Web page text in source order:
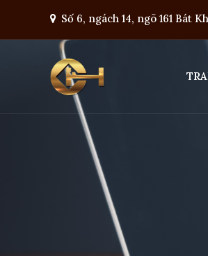
Số 6, ngách 14, ngõ 161 Bát